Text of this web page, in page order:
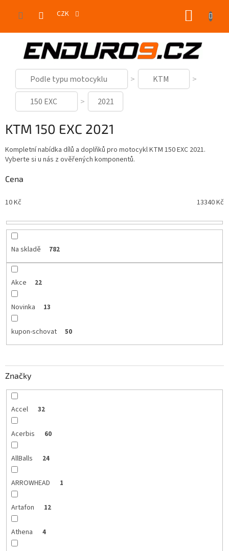
CZK
Podle typu motocyklu
KTM
150 EXC
2021
KTM 150 EXC 2021
Kompletní nabídka dílů a doplňků pro motocykl KTM 150 EXC 2021.
Vyberte si u nás z ověřených komponentů.
Cena
10Kč 13340Kč
Na skladě 782
Akce 22
Novinka 13
kupon-schovat 50
Značky
Accel 32
Acerbis 60
AllBalls 24
ARROWHEAD 1
Artafon 12
Athena 4